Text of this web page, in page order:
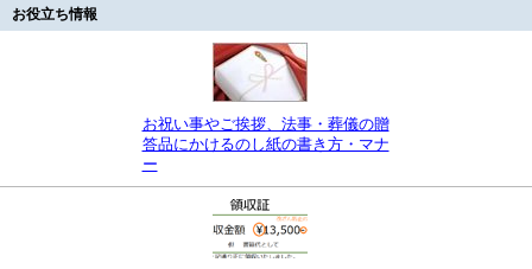
お役立ち情報
お祝い事やご挨拶、法事・葬儀の贈
答品にかけるのし紙の書き方・マナ
ー